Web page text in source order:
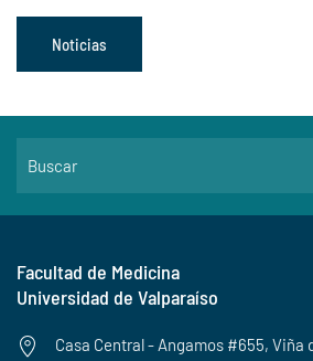
Noticias
Facultad de Medicina
Universidad de Valparaíso
Casa Central - Angamos #655, Viña